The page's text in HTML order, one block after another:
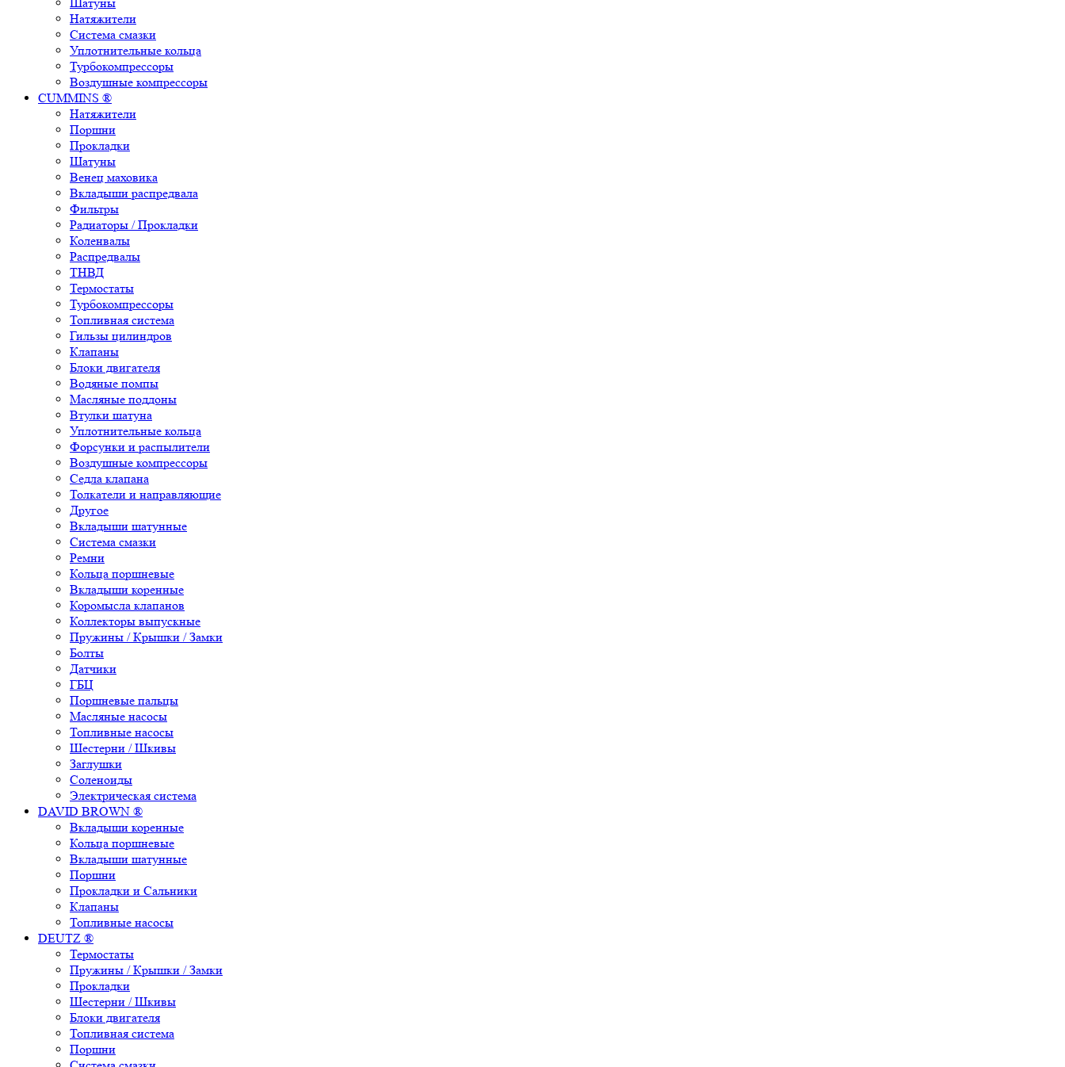
Натяжители
Система смазки
Уплотнительные кольца
Турбокомпрессоры
Воздушные компрессоры
CUMMINS ®
Натяжители
Поршни
Прокладки
Шатуны
Венец маховика
Вкладыши распредвала
Фильтры
Радиаторы / Прокладки
Коленвалы
Распредвалы
ТНВД
Термостаты
Турбокомпрессоры
Топливная система
Гильзы цилиндров
Клапаны
Блоки двигателя
Водяные помпы
Масляные поддоны
Втулки шатуна
Уплотнительные кольца
Форсунки и распылители
Воздушные компрессоры
Седла клапана
Толкатели и направляющие
Другое
Вкладыши шатунные
Система смазки
Ремни
Кольца поршневые
Вкладыши коренные
Коромысла клапанов
Коллекторы выпускные
Пружины / Крышки / Замки
Болты
Датчики
ГБЦ
Поршневые пальцы
Масляные насосы
Топливные насосы
Шестерни / Шкивы
Заглушки
Соленоиды
Электрическая система
DAVID BROWN ®
Вкладыши коренные
Кольца поршневые
Вкладыши шатунные
Поршни
Прокладки и Сальники
Клапаны
Топливные насосы
DEUTZ ®
Термостаты
Пружины / Крышки / Замки
Прокладки
Шестерни / Шкивы
Блоки двигателя
Топливная система
Поршни